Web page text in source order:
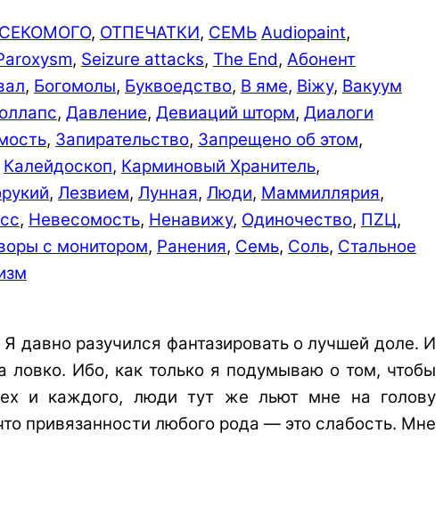
, ОТПЕЧАТКИ, СЕМЬ Audiopaint,
, Seizure attacks, The End, Абонент
, Богомолы, Буквоедство, В яме, Вiжу, Вакуум
, Давление, Девиаций шторм, Диалоги
, Запирательство, Запрещено об этом,
Калейдоскоп, Карминовый Хранитель,
, Лезвием, Лунная, Люди, Маммиллярия,
, Невесомость, Ненавижу, Одиночество, ПZЦ,
с монитором, Ранения, Семь, Соль, Стальное
давно разучился фантазировать о лучшей доле. И
ловко. Ибо, как только я подумываю о том, чтобы
и каждого, люди тут же льют мне на голову
привязанности любого рода — это слабость. Мне